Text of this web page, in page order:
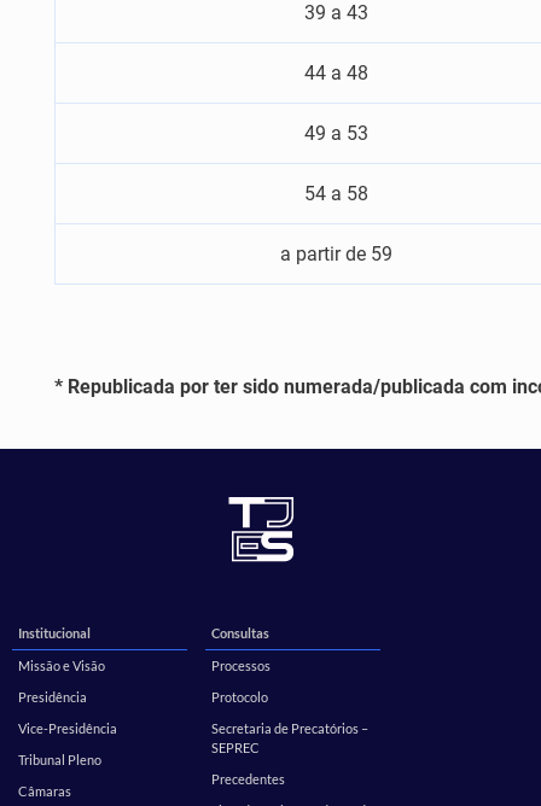
39 a 43
44 a 48
49 a 53
54 a 58
a partir de 59
* Republicada por ter sido numerada/publicada com
Institucional
Missão e Visão
Presidência
Vice-Presidência
Tribunal Pleno
Câmaras
Consultas
Processos
Protocolo
Secretaria de Precatórios –
SEPREC
Precedentes